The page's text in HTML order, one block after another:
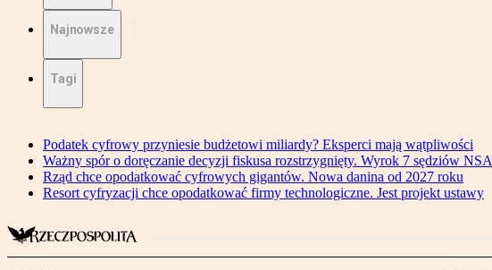
Najnowsze
Tagi
Podatek cyfrowy przyniesie budżetowi miliardy? Eksperci mają wątpliwości
Ważny spór o doręczanie decyzji fiskusa rozstrzygnięty. Wyrok 7 sędziów NSA
Rząd chce opodatkować cyfrowych gigantów. Nowa danina od 2027 roku
Resort cyfryzacji chce opodatkować firmy technologiczne. Jest projekt ustawy